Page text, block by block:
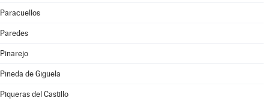
Paracuellos
Paredes
Pinarejo
Pineda de Gigüela
Piqueras del Castillo